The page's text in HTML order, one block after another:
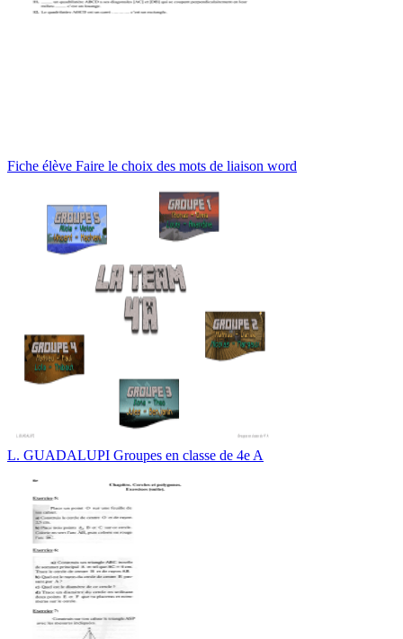
Fiche élève Faire le choix des mots de liaison word
L. GUADALUPI Groupes en classe de 4e A